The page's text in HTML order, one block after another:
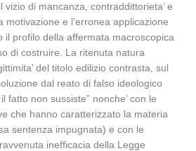
di mancanza, contraddittorieta’ e
motivazione e l’erronea applicazione
il profilo della affermata macroscopica
di costruire. La ritenuta natura
del titolo edilizio contrasta, sul
dal reato di falso ideologico
fatto non sussiste” nonche’ con le
che hanno caratterizzato la materia
sentenza impugnata) e con le
inefficacia della Legge